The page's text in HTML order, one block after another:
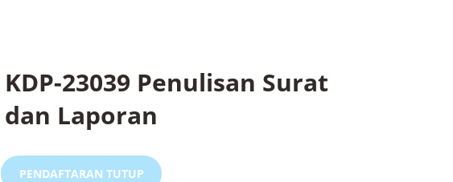
KDP-23039 Penulisan Surat
dan Laporan
PENDAFTARAN TUTUP